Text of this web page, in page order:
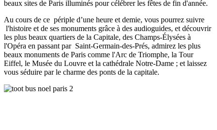
beaux sites de Paris illuminés pour célébrer les fêtes de fin d'année.
Au cours de ce périple d’une heure et demie, vous pourrez suivre
l'histoire et de ses monuments grâce à des audioguides, et découvrir
les plus beaux quartiers de la Capitale, des Champs-Élysées à
l'Opéra en passant par Saint-Germain-des-Prés, admirez les plus
beaux monuments de Paris comme l'Arc de Triomphe, la Tour
Eiffel, le Musée du Louvre et la cathédrale Notre-Dame ; et laissez
vous séduire par le charme des ponts de la capitale.